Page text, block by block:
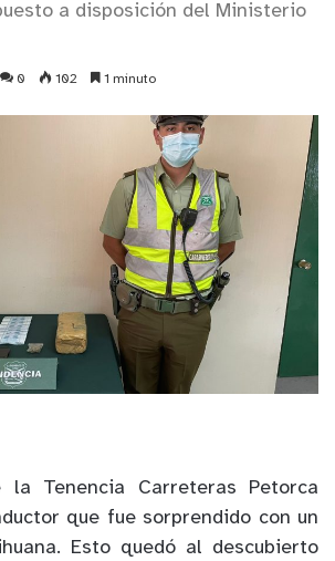
a disposición del Ministerio
0 102 1 minuto
la Tenencia Carreteras Petorca
que fue sorprendido con un
Esto quedó al descubierto